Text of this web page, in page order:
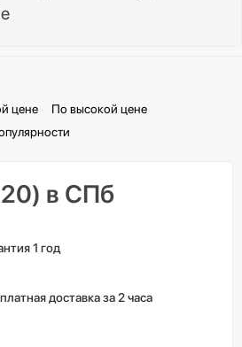
цене
По высокой цене
в СПб
1 год
доставка за 2 часа